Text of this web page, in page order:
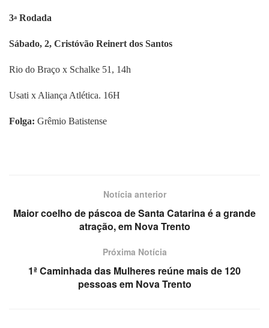
3a Rodada
Sábado, 2, Cristóvão Reinert dos Santos
Rio do Braço x Schalke 51, 14h
Usati x Aliança Atlética. 16H
Folga: Grêmio Batistense
Notícia anterior
Maior coelho de páscoa de Santa Catarina é a grande
atração, em Nova Trento
Próxima Notícia
1ª Caminhada das Mulheres reúne mais de 120
pessoas em Nova Trento